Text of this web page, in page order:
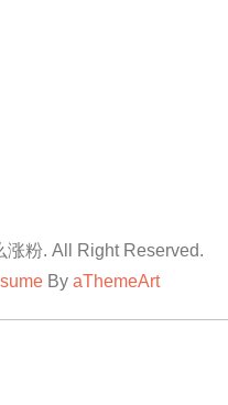
粉. All Right Reserved.
By aThemeArt